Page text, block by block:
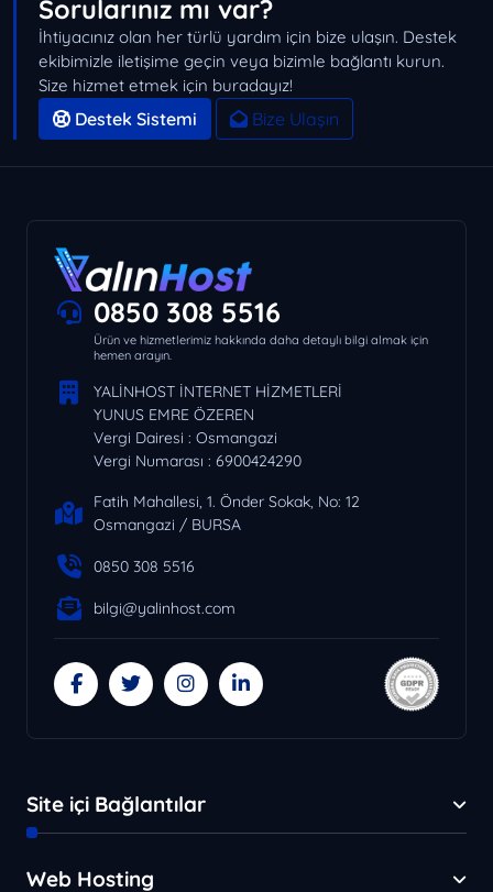
Sorularınız mı var?
İhtiyacınız olan her türlü yardım için bize ulaşın. Destek
ekibimizle iletişime geçin veya bizimle bağlantı kurun.
Size hizmet etmek için buradayız!
Destek Sistemi Bize Ulaşın
0850 308 5516
Ürün ve hizmetlerimiz hakkında daha detaylı bilgi almak için
hemen arayın.
YALİNHOST İNTERNET HİZMETLERİ
YUNUS EMRE ÖZEREN
Vergi Dairesi : Osmangazi
Vergi Numarası : 6900424290
Fatih Mahallesi, 1. Önder Sokak, No: 12
Osmangazi / BURSA
0850 308 5516
bilgi@yalinhost.com
Site içi Bağlantılar
Web Hosting